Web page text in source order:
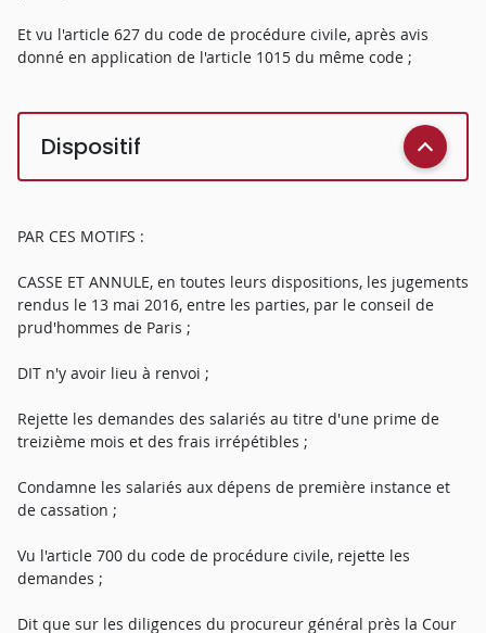
Et vu l'article 627 du code de procédure civile, après avis
donné en application de l'article 1015 du même code ;
Dispositif
PAR CES MOTIFS :
CASSE ET ANNULE, en toutes leurs dispositions, les jugements
rendus le 13 mai 2016, entre les parties, par le conseil de
prud'hommes de Paris ;
DIT n'y avoir lieu à renvoi ;
Rejette les demandes des salariés au titre d'une prime de
treizième mois et des frais irrépétibles ;
Condamne les salariés aux dépens de première instance et
de cassation ;
Vu l'article 700 du code de procédure civile, rejette les
demandes ;
Dit que sur les diligences du procureur général près la Cour